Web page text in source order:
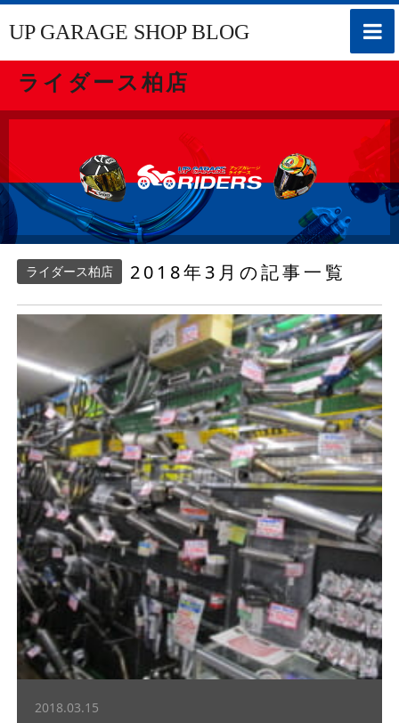
toggle
UP GARAGE SHOP BLOG
ライダース柏店
ライダース柏店 2018年3月の記事一覧
2018.03.15